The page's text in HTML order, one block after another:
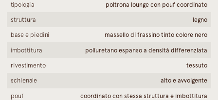
tipologia poltrona lounge con pouf coordinato
struttura legno
base e piedini massello di frassino tinto colore nero
imbottitura poliuretano espanso a densità differenziata
rivestimento tessuto
schienale alto e avvolgente
pouf coordinato con stessa struttura e imbottitura